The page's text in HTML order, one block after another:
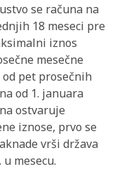
se računa na
18 meseci pre
iznos
mesečne
pet prosečnih
od 1. januara
ostvaruje
iznose, prvo se
vrši država
mesecu.